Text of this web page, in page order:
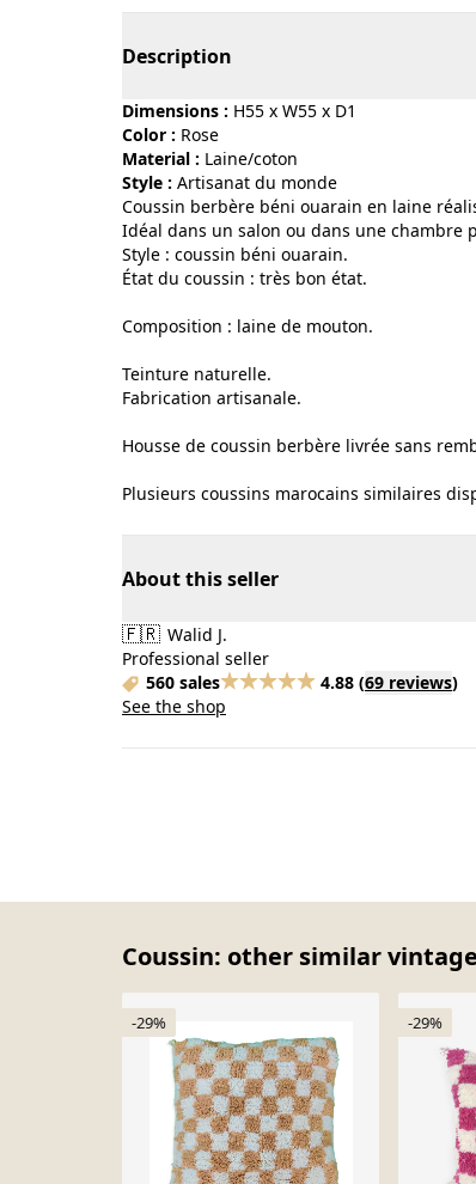
Description
Dimensions : H55 x W55 x D1
Color :
rose
Material :
laine/coton
Style :
artisanat du monde
Coussin berbère béni ouarain en laine
Idéal dans un salon ou dans une
Style : coussin béni ouarain.
État du coussin : très bon état.
Composition : laine de mouton.
Teinture naturelle.
Fabrication artisanale.
Housse de coussin berbère livrée sans
Plusieurs coussins marocains similaires
About this seller
🇫🇷 Walid J.
Professional seller
560 sales
4.88 (69 reviews)
See the shop
Coussin: other similar
-29% -29%